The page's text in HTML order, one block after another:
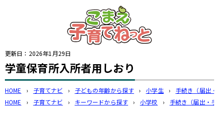
このページの本文へ
更新日： 2026年1月29日
学童保育所入所者用しおり
HOME › 子育てナビ › 子どもの年齢から探す › 小学生 ›
手続き（届出・
HOME
› 子育てナビ › キーワードから探す › 小学校 › 手続き（届出・手